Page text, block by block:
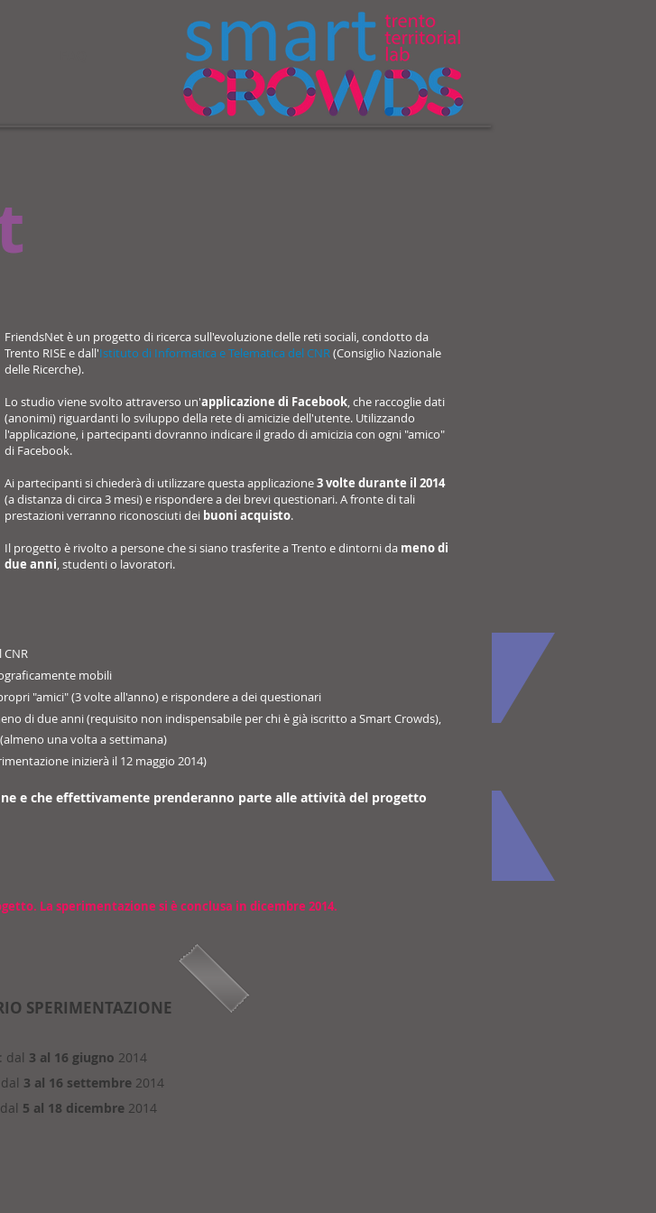
FriendsNet è un progetto di ricerca sull'evoluzione delle reti sociali, condotto da
Trento RISE e dall'Istituto di Informatica e Telematica del CNR(Consiglio Nazionale
delle Ricerche).
Lo studio viene svolto attraverso un'applicazione di Facebook, che raccoglie dati
(anonimi) riguardanti lo sviluppo della rete di amicizie dell'utente. Utilizzando
l'applicazione, i partecipanti dovranno indicare il grado di amicizia con ogni "amico"
di Facebook.
Ai partecipanti si chiederà di utilizzare questa applicazione3 volte durante il 2014
(a distanza di circa 3 mesi) e rispondere a dei brevi questionari. A fronte di tali
prestazioni verranno riconosciuti dei buoni acquisto.
Il progetto è rivolto a persone che si siano trasferite a Trento e dintorni da meno di
due anni, studenti o lavoratori.
mobili
"amici" (3 volte all'anno) e rispondere a dei questionari
di due anni (requisito non indispensabile per chi è già iscritto a Smart Crowds),
una volta a settimana)
inizierà il 12 maggio 2014)
e che effettivamente prenderanno parte alle attività del progetto
La sperimentazione si è conclusa in dicembre 2014.
SPERIMENTAZIONE
dal 3 al 16 giugno 2014
3 al 16 settembre2014
5 al 18 dicembre 2014